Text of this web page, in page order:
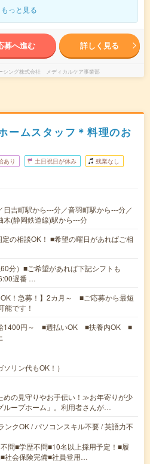
もっと見る
募へ進む 詳しく見る
シング株式会社 メディカルケア事業部
ームスタッフ＊料理のお
あり 土日祝日が休み 残業なし
日吉町駅から---分／音羽町駅から---分／
木(静岡鉄道線)駅から---分
の相談OK！ ■希望の曜日があればご相
分）■ご希望があれば下記シフトも
遅番 …
OK！急募！】2カ月～ ■ご応募から最短
能です！
1400円～ ■週払いOK ■扶養内OK ■
リン代もOK！）
の見守りやお手伝い！≫お年寄りが少
ループホーム」。利用者さんが…
ンクOK / パソコンスキル不要 / 英語力不
問■学歴不問■10名以上採用予定！■履
社会保険完備■社員登用…